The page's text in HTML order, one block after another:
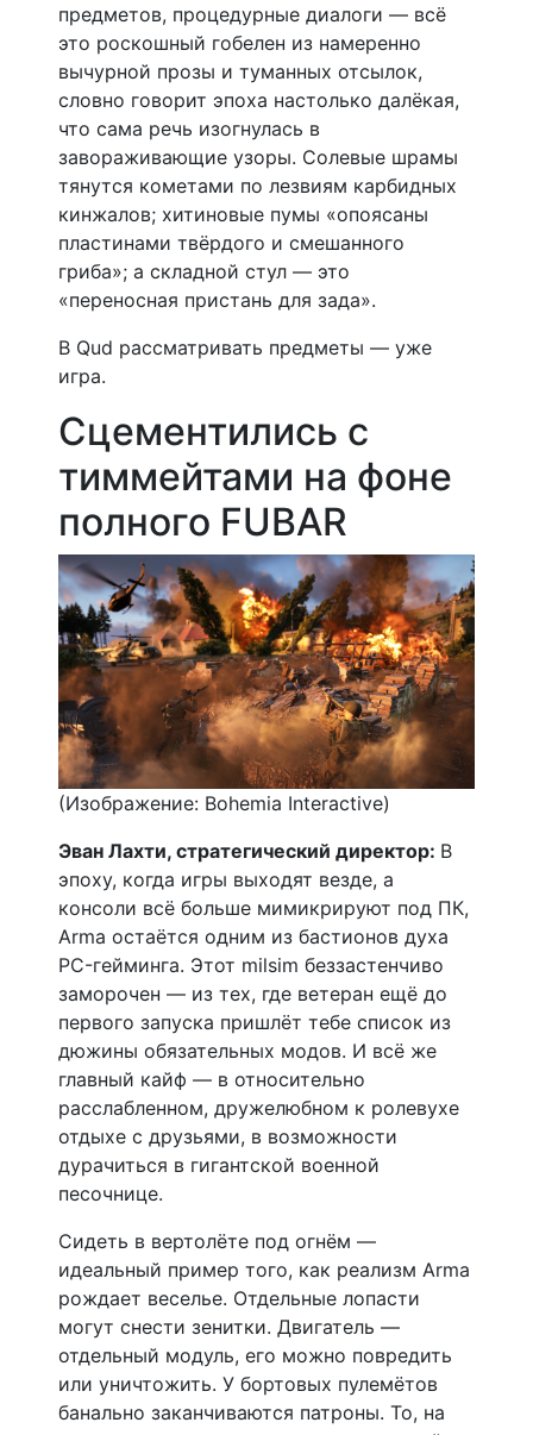
предметов, процедурные диалоги — всё
это роскошный гобелен из намеренно
вычурной прозы и туманных отсылок,
словно говорит эпоха настолько далёкая,
что сама речь изогнулась в
завораживающие узоры. Солевые шрамы
тянутся кометами по лезвиям карбидных
кинжалов; хитиновые пумы «опоясаны
пластинами твёрдого и смешанного
гриба»; а складной стул — это
«переносная пристань для зада».
В Qud рассматривать предметы — уже
игра.
Сцементились с
тиммейтами на фоне
полного FUBAR
(Изображение: Bohemia Interactive)
Эван Лахти, стратегический директор: В
эпоху, когда игры выходят везде, а
консоли всё больше мимикрируют под ПК,
Arma остаётся одним из бастионов духа
PC-гейминга. Этот milsim беззастенчиво
заморочен — из тех, где ветеран ещё до
первого запуска пришлёт тебе список из
дюжины обязательных модов. И всё же
главный кайф — в относительно
расслабленном, дружелюбном к ролевухе
отдыхе с друзьями, в возможности
дурачиться в гигантской военной
песочнице.
Сидеть в вертолёте под огнём —
идеальный пример того, как реализм Arma
рождает веселье. Отдельные лопасти
могут снести зенитки. Двигатель —
отдельный модуль, его можно повредить
или уничтожить. У бортовых пулемётов
банально заканчиваются патроны. То, на